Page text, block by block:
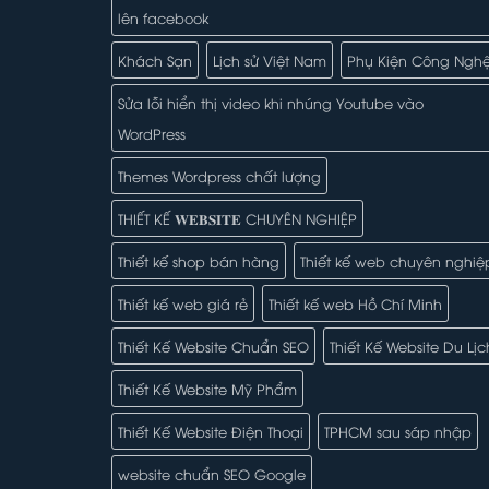
lên facebook
Khách Sạn Lịch sử Việt Nam Phụ Kiện Công
Sửa lỗi hiển thị video khi nhúng Youtube vào
WordPress
Themes Wordpress chất lượng
THIẾT KẾ 𝐖𝐄𝐁𝐒𝐈𝐓𝐄 CHUYÊN NGHIỆP
Thiết kế shop bán hàng Thiết kế web chuyên
Thiết kế web giá rẻ Thiết kế web Hồ Chí Minh
Thiết Kế Website Chuẩn SEO Thiết Kế Website Du
Thiết Kế Website Mỹ Phẩm
Thiết Kế Website Điện Thoại TPHCM sau sáp nhập
website chuẩn SEO Google